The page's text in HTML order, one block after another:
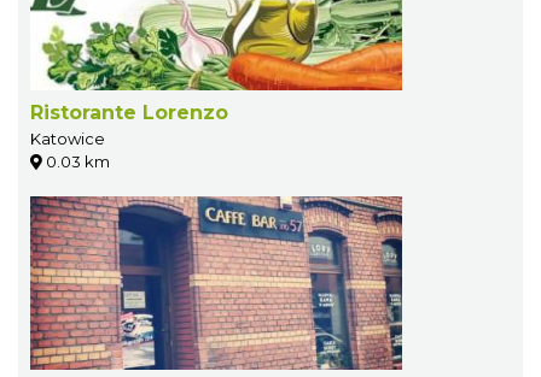
Ristorante Lorenzo
Katowice
0.03 km